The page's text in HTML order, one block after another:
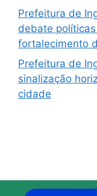
Prefeitura de
debate
fortalecimento
Prefeitura de
sinalização
cidade